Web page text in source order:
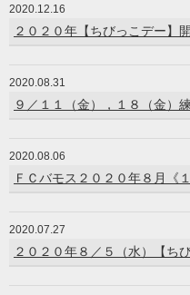
2020.12.16
２０２０年【ちびっこデー】
2020.08.31
９／１１（金），１８（金）
2020.08.06
ＦＣバモス２０２０年８月《
2020.07.27
２０２０年８／５（水）【ち